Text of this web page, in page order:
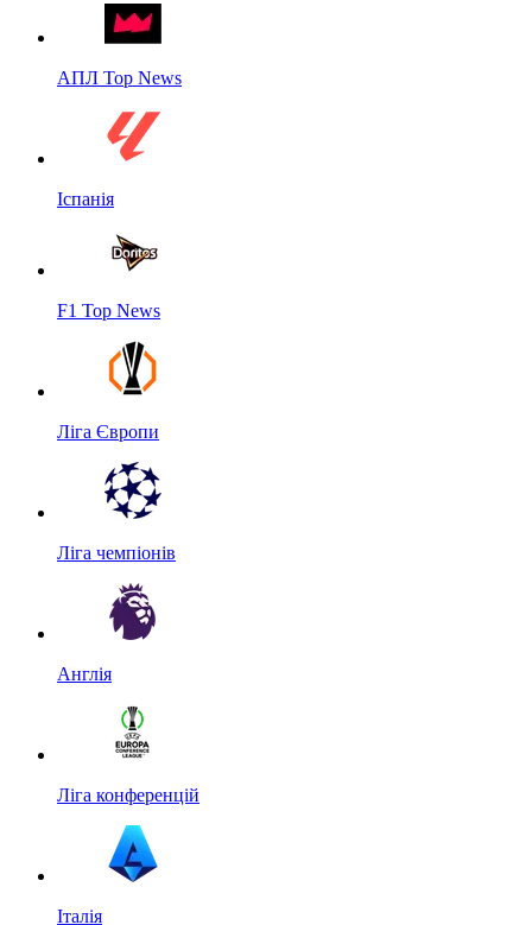
АПЛ Top News
Іспанія
F1 Top News
Ліга Європи
Ліга чемпіонів
Англія
Ліга конференцій
Італія